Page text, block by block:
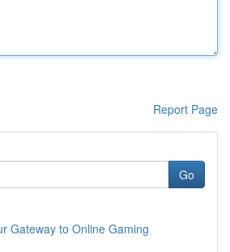
Report Page
Go
Gateway to Online Gaming